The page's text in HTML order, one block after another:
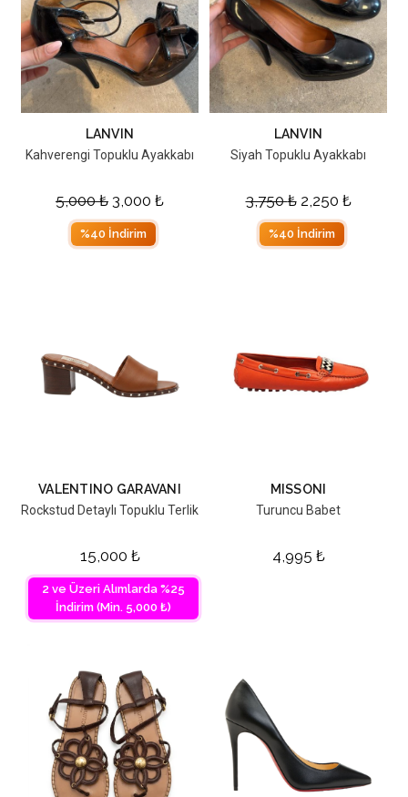
LANVIN
Kahverengi Topuklu Ayakkabı
5,000₺ 3,000 ₺
%40 İndirim
LANVIN
Siyah Topuklu Ayakkabı
3,750₺ 2,250 ₺
%40 İndirim
VALENTINO GARAVANI
Rockstud Detaylı Topuklu Terlik
15,000 ₺
2 ve Üzeri Alımlarda %25
İndirim (Min. 5,000 ₺)
MISSONI
Turuncu Babet
4,995 ₺